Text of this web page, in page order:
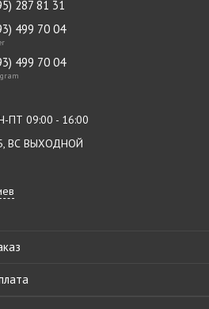
287 81 31
499 70 04
499 70 04
ПТ 09:00 - 16:00
ВС ВЫХОДНОЙ